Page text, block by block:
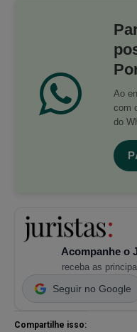
Ao
com
do
Acompanhe o
receba as
Seguir no Google
Compartilhe isso: